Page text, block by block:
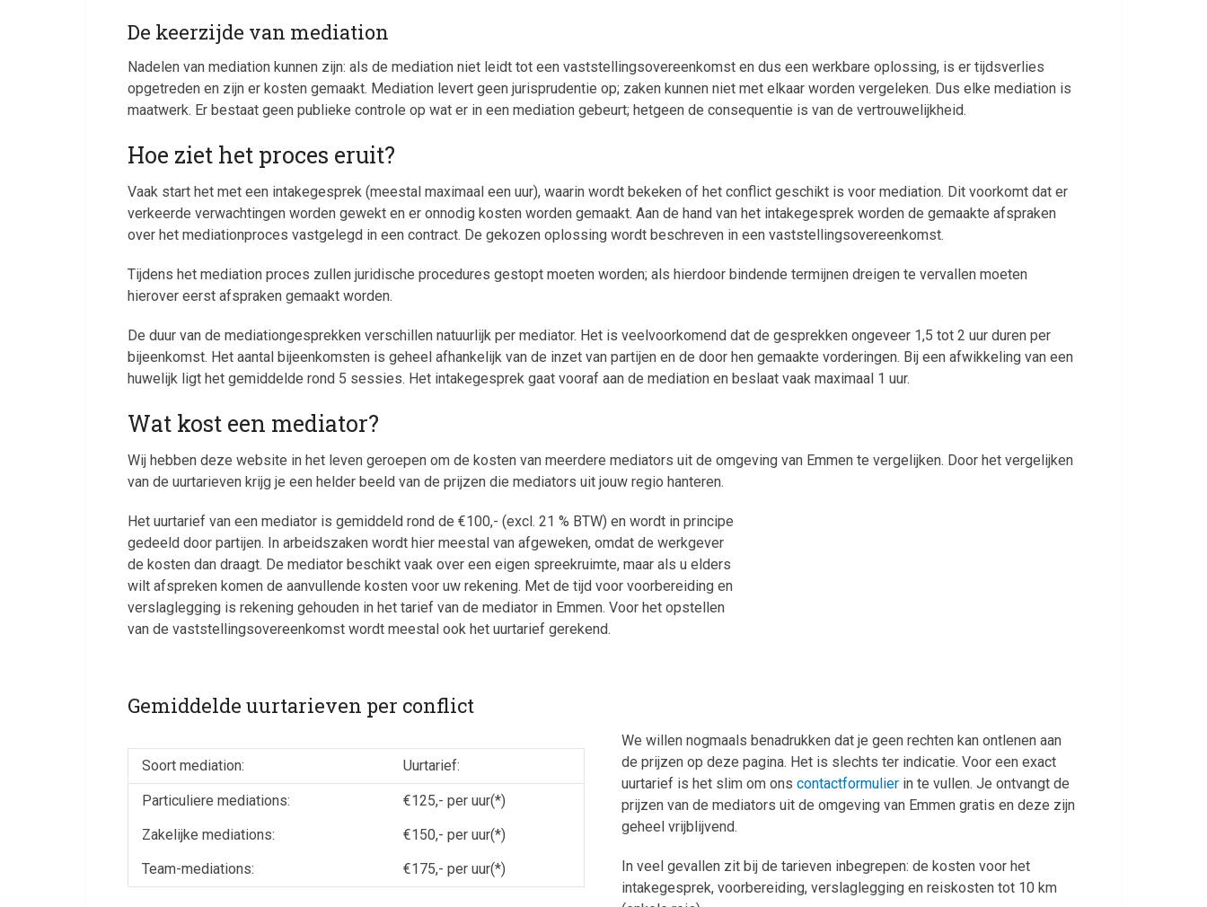
De keerzijde van mediation
Nadelen van mediation kunnen zijn: als de mediation niet leidt tot een vaststellingsovereenkomst en dus een werkbare oplossing, is er tijdsverlies
opgetreden en zijn er kosten gemaakt. Mediation levert geen jurisprudentie op; zaken kunnen niet met elkaar worden vergeleken. Dus elke mediation is
maatwerk. Er bestaat geen publieke controle op wat er in een mediation gebeurt; hetgeen de consequentie is van de vertrouwelijkheid.
Hoe ziet het proces eruit?
Vaak start het met een intakegesprek (meestal maximaal een uur), waarin wordt bekeken of het conflict geschikt is voor mediation. Dit voorkomt dat er
verkeerde verwachtingen worden gewekt en er onnodig kosten worden gemaakt. Aan de hand van het intakegesprek worden de gemaakte afspraken
over het mediationproces vastgelegd in een contract. De gekozen oplossing wordt beschreven in een vaststellingsovereenkomst.
Tijdens het mediation proces zullen juridische procedures gestopt moeten worden; als hierdoor bindende termijnen dreigen te vervallen moeten
hierover eerst afspraken gemaakt worden.
De duur van de mediationgesprekken verschillen natuurlijk per mediator. Het is veelvoorkomend dat de gesprekken ongeveer 1,5 tot 2 uur duren per
bijeenkomst. Het aantal bijeenkomsten is geheel afhankelijk van de inzet van partijen en de door hen gemaakte vorderingen. Bij een afwikkeling van een
huwelijk ligt het gemiddelde rond 5 sessies. Het intakegesprek gaat vooraf aan de mediation en beslaat vaak maximaal 1 uur.
Wat kost een mediator?
Wij hebben deze website in het leven geroepen om de kosten van meerdere mediators uit de omgeving van Emmen te vergelijken. Door het vergelijken
van de uurtarieven krijg je een helder beeld van de prijzen die mediators uit jouw regio hanteren.
Het uurtarief van een mediator is gemiddeld rond de €100,- (excl. 21 % BTW) en wordt in principe
gedeeld door partijen. In arbeidszaken wordt hier meestal van afgeweken, omdat de werkgever
de kosten dan draagt. De mediator beschikt vaak over een eigen spreekruimte, maar als u elders
wilt afspreken komen de aanvullende kosten voor uw rekening. Met de tijd voor voorbereiding en
verslaglegging is rekening gehouden in het tarief van de mediator in Emmen. Voor het opstellen
van de vaststellingsovereenkomst wordt meestal ook het uurtarief gerekend.
Gemiddelde uurtarieven per conflict
Soort mediation: Uurtarief:
Particuliere mediations:
€125,- per uur(*)
Zakelijke mediations:
€150,- per uur(*)
Team-mediations:
€175,- per uur(*)
We willen nogmaals benadrukken dat je geen rechten kan ontlenen aan
de prijzen op deze pagina. Het is slechts ter indicatie. Voor een exact
uurtarief is het slim om ons contactformulier in te vullen. Je ontvangt de
prijzen van de mediators uit de omgeving van Emmen gratis en deze zijn
geheel vrijblijvend.
In veel gevallen zit bij de tarieven inbegrepen: de kosten voor het
intakegesprek, voorbereiding, verslaglegging en reiskosten tot 10 km